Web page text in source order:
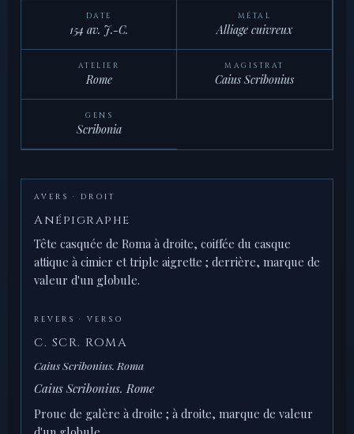
DATE
154 av. J.-C.
MÉTAL
Alliage cuivreux
ATELIER
Rome
MAGISTRAT
Caius Scribonius
GENS
Scribonia
AVERS · DROIT
Anépigraphe
Tête casquée de Roma à droite, coiffée du casque
attique à cimier et triple aigrette ; derrière, marque de
valeur d'un globule.
REVERS · VERSO
C. SCR. ROMA
Caius Scribonius. Roma
Caius Scribonius. Rome
Proue de galère à droite ; à droite, marque de valeur